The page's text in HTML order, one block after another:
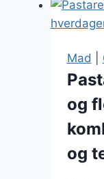
Mad
og
og